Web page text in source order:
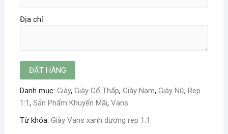
Địa chỉ:
Danh mục: Giày, Giày Cổ Thấp, Giày Nam, Giày Nữ, Rep
1:1 , Sản Phẩm Khuyến Mãi, Vans
Từ khóa: Giày Vans xanh dương rep 1:1